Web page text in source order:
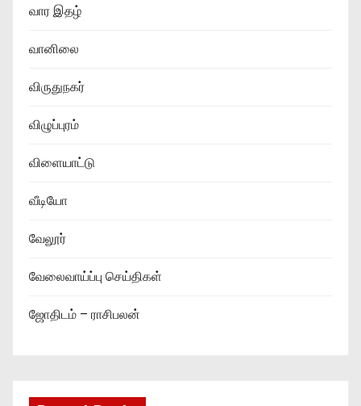
வார இதழ்
வானிலை
விருதுநகர்
விழுப்புரம்
விளையாட்டு
வீடியோ
வேலூர்
வேலைவாய்ப்பு செய்திகள்
ஜோதிடம் – ராசிபலன்